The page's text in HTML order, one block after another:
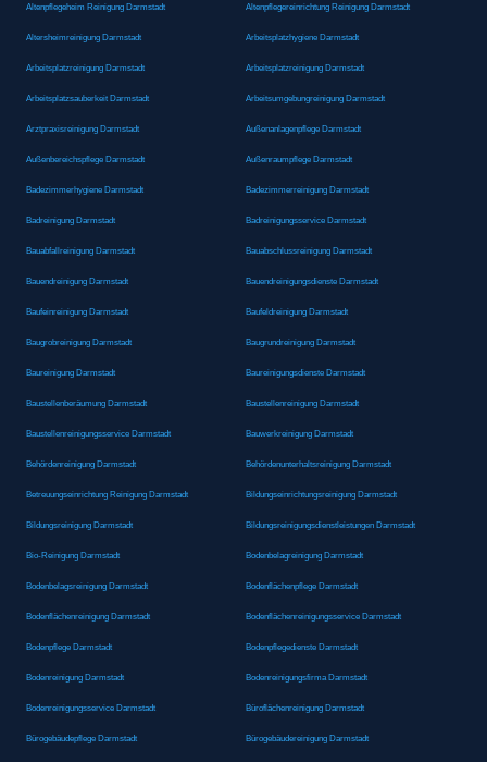
Altenpflegeheim Reinigung Darmstadt Altenpflegereinrichtung Reinigung Darmstadt
Altersheimreinigung Darmstadt Arbeitsplatzhygiene Darmstadt
Arbeitsplatzreinigung Darmstadt Arbeitsplatzreinigung Darmstadt
Arbeitsplatzsauberkeit Darmstadt Arbeitsumgebungreinigung Darmstadt
Arztpraxisreinigung Darmstadt Außenanlagenpflege Darmstadt
Außenbereichspflege Darmstadt Außenraumpflege Darmstadt
Badezimmerhygiene Darmstadt Badezimmerreinigung Darmstadt
Badreinigung Darmstadt Badreinigungsservice Darmstadt
Bauabfallreinigung Darmstadt Bauabschlussreinigung Darmstadt
Bauendreinigung Darmstadt Bauendreinigungsdienste Darmstadt
Baufeinreinigung Darmstadt Baufeldreinigung Darmstadt
Baugrobreinigung Darmstadt Baugrundreinigung Darmstadt
Baureinigung Darmstadt Baureinigungsdienste Darmstadt
Baustellenberäumung Darmstadt Baustellenreinigung Darmstadt
Baustellenreinigungsservice Darmstadt Bauwerkreinigung Darmstadt
Behördenreinigung Darmstadt Behördenunterhaltsreinigung Darmstadt
Betreuungseinrichtung Reinigung Darmstadt Bildungseinrichtungsreinigung Darmstadt
Bildungsreinigung Darmstadt Bildungsreinigungsdienstleistungen Darmstadt
Bio-Reinigung Darmstadt Bodenbelagreinigung Darmstadt
Bodenbelagsreinigung Darmstadt Bodenflächenpflege Darmstadt
Bodenflächenreinigung Darmstadt Bodenflächenreinigungsservice Darmstadt
Bodenpflege Darmstadt Bodenpflegedienste Darmstadt
Bodenreinigung Darmstadt Bodenreinigungsfirma Darmstadt
Bodenreinigungsservice Darmstadt Büroflächenreinigung Darmstadt
Bürogebäudepflege Darmstadt Bürogebäudereinigung Darmstadt